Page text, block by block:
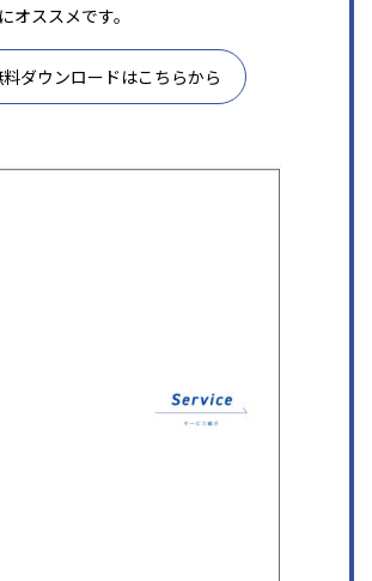
オススメです。
料ダウンロードはこちらから